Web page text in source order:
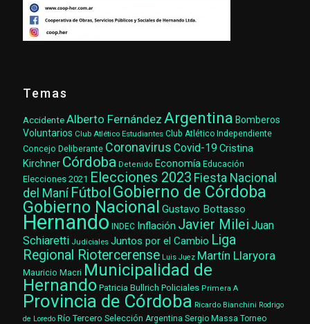
Temas
AccidenteAlberto Fernández Argentina Bomberos
Voluntarios Club Atlético Estudiantes Club Atlético Independiente
Concejo Deliberante Coronavirus Covid-19 Cristina
Kirchner Córdoba Detenido Economía Educación
Elecciones 2021 Elecciones 2023 Fiesta Nacional
del Maní Fútbol Gobierno de Córdoba
Gobierno Nacional Gustavo Bottasso
Hernando INDEC Inflación Javier Milei Juan
Schiaretti Judiciales Juntos por el Cambio Liga
Regional Riotercerense Luis Juez Martín Llaryora
Mauricio Macri Municipalidad de
Hernando Patricia Bullrich Policiales Primera A
Provincia de Córdoba Ricardo Bianchini Rodrigo
de Loredo Río Tercero Selección Argentina Sergio Massa Torneo